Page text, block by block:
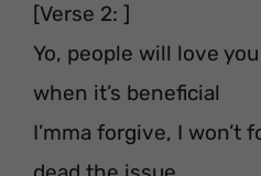
[Verse 2: ]
Yo, people will love
when it’s beneficial
I’mma forgive, I won’t